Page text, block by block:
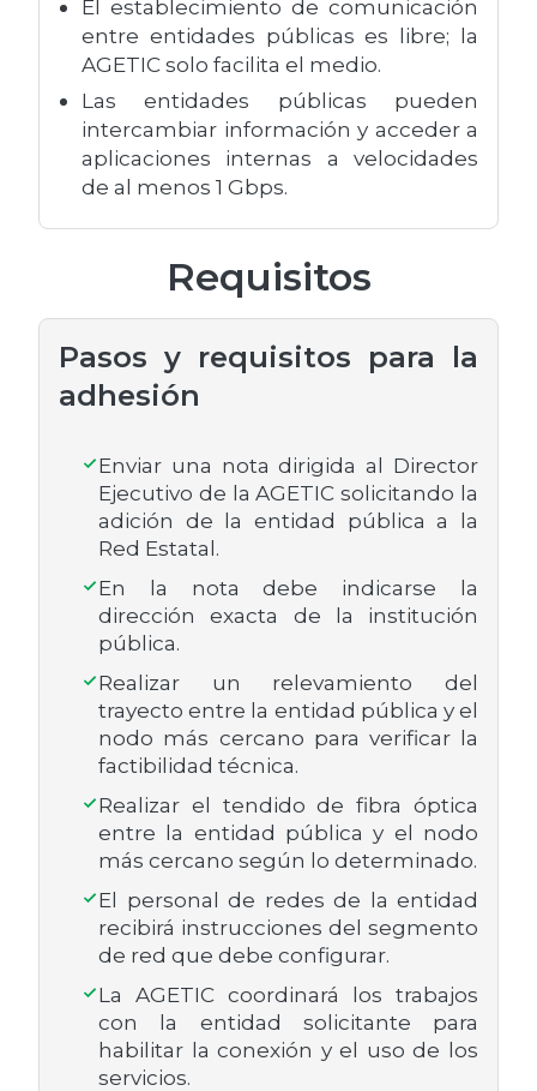
El establecimiento de comunicación
entre entidades públicas es libre; la
AGETIC solo facilita el medio.
Las entidades públicas pueden
intercambiar información y acceder a
aplicaciones internas a velocidades
de al menos 1 Gbps.
Requisitos
Pasos y requisitos para la
adhesión
Enviar una nota dirigida al Director
Ejecutivo de la AGETIC solicitando la
adición de la entidad pública a la
Red Estatal.
En la nota debe indicarse la
dirección exacta de la institución
pública.
Realizar un relevamiento del
trayecto entre la entidad pública y el
nodo más cercano para verificar la
factibilidad técnica.
Realizar el tendido de fibra óptica
entre la entidad pública y el nodo
más cercano según lo determinado.
El personal de redes de la entidad
recibirá instrucciones del segmento
de red que debe configurar.
La AGETIC coordinará los trabajos
con la entidad solicitante para
habilitar la conexión y el uso de los
servicios.